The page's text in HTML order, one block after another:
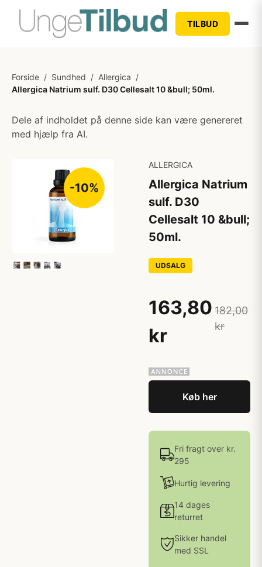
TILBUD
Forside / Sundhed / Allergica /
Allergica Natrium sulf. D30 Cellesalt 10 &bull; 50ml.
Dele af indholdet på denne side kan være genereret
med hjælp fra AI.
-10%
ALLERGICA
Allergica Natrium
sulf. D30
Cellesalt 10 &bull;
50ml.
UDSALG
163,80
kr
182,00
kr
Køb her
Fri fragt over kr.
295
Hurtig levering
14 dages
returret
Sikker handel
med SSL